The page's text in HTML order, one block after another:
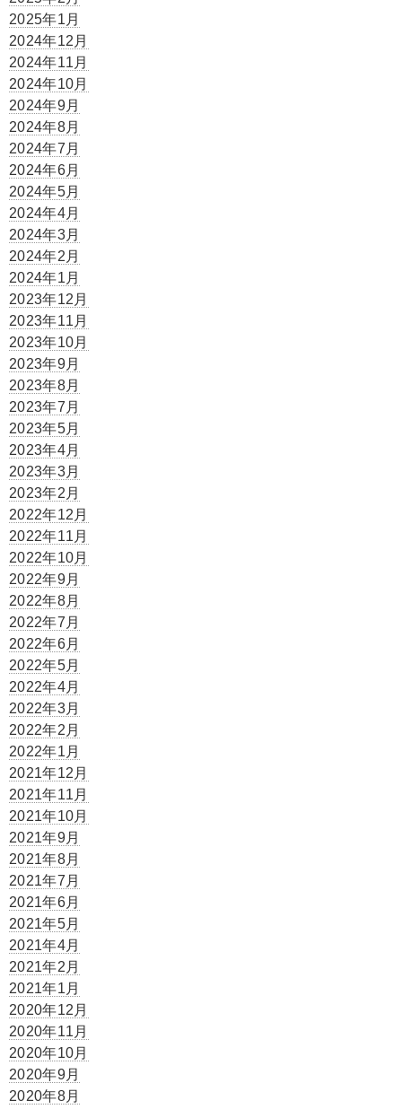
2025年1月
2024年12月
2024年11月
2024年10月
2024年9月
2024年8月
2024年7月
2024年6月
2024年5月
2024年4月
2024年3月
2024年2月
2024年1月
2023年12月
2023年11月
2023年10月
2023年9月
2023年8月
2023年7月
2023年5月
2023年4月
2023年3月
2023年2月
2022年12月
2022年11月
2022年10月
2022年9月
2022年8月
2022年7月
2022年6月
2022年5月
2022年4月
2022年3月
2022年2月
2022年1月
2021年12月
2021年11月
2021年10月
2021年9月
2021年8月
2021年7月
2021年6月
2021年5月
2021年4月
2021年2月
2021年1月
2020年12月
2020年11月
2020年10月
2020年9月
2020年8月